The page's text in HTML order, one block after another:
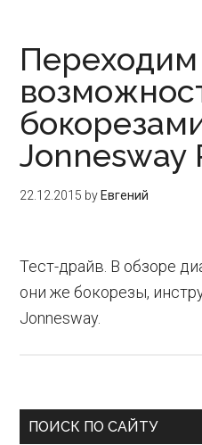
Jonnesway
22.12.2015 by Евгений
Тест-драйв. В обзоре
они же бокорезы,
Jonnesway.
Primary
ПОИСК ПО САЙТУ